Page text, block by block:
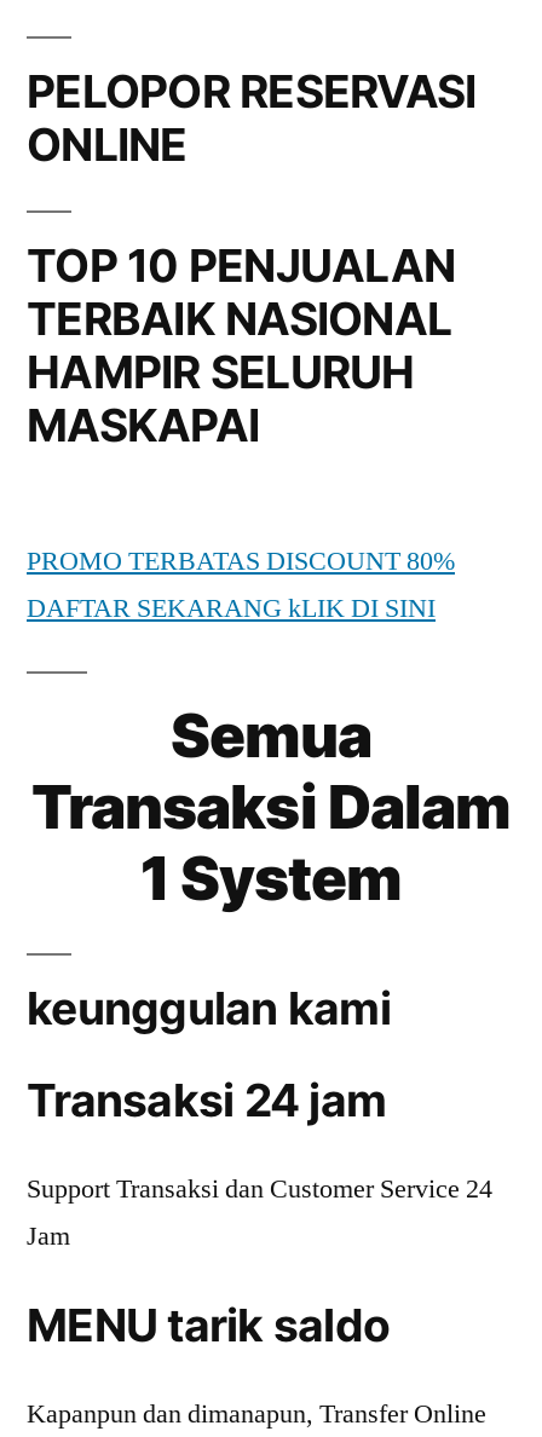
PELOPOR RESERVASI
ONLINE
TOP 10 PENJUALAN
TERBAIK NASIONAL
HAMPIR SELURUH
MASKAPAI
PROMO TERBATAS DISCOUNT 80%
DAFTAR SEKARANG kLIK DI SINI
Semua
Transaksi Dalam
1 System
keunggulan kami
Transaksi 24 jam
Support Transaksi dan Customer Service 24
Jam
MENU tarik saldo
Kapanpun dan dimanapun, Transfer Online